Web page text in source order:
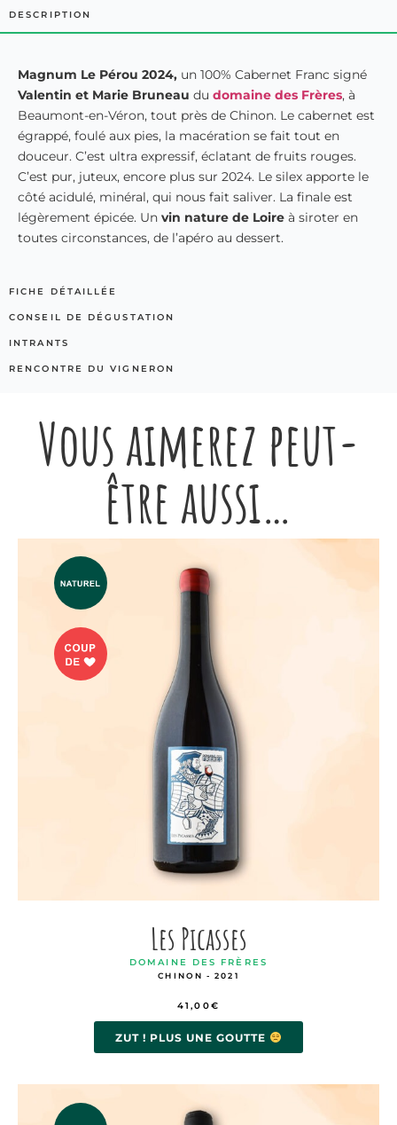
DESCRIPTION
Magnum Le Pérou 2024, un 100% Cabernet Franc signé
Valentin et Marie Bruneau du domaine des Frères, à
Beaumont-en-Véron, tout près de Chinon. Le cabernet est
égrappé, foulé aux pies, la macération se fait tout en
douceur. C’est ultra expressif, éclatant de fruits rouges.
C’est pur, juteux, encore plus sur 2024. Le silex apporte le
côté acidulé, minéral, qui nous fait saliver. La finale est
légèrement épicée. Un vin nature de Loire à siroter en
toutes circonstances, de l’apéro au dessert.
FICHE DÉTAILLÉE
CONSEIL DE DÉGUSTATION
INTRANTS
RENCONTRE DU VIGNERON
Vous aimerez peut-
être aussi…
Les Picasses
DOMAINE DES FRÈRES
CHINON - 2021
41,00€
ZUT ! PLUS UNE GOUTTE